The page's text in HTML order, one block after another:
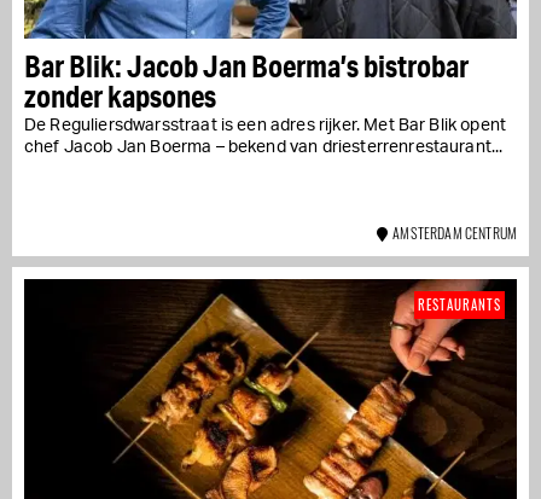
Bar Blik: Jacob Jan Boerma’s bistrobar
zonder kapsones
De Reguliersdwarsstraat is een adres rijker. Met Bar Blik opent
chef Jacob Jan Boerma – bekend van driesterrenrestaurant...
AMSTERDAM CENTRUM
RESTAURANTS